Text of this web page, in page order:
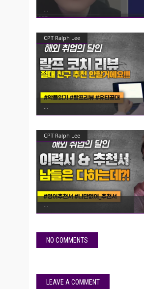
CPT Ralph Lee
CPT Ralph Lee
NO COMMENTS
LEAVE A COMMENT